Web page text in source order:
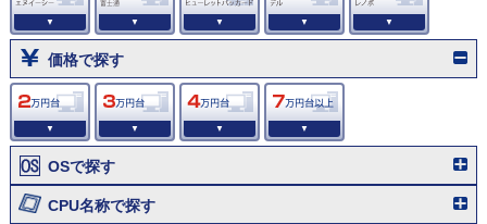
▼ ▼ ▼ ▼ ▼
価格で探す
▼ ▼ ▼ ▼
OSで探す
CPU名称で探す